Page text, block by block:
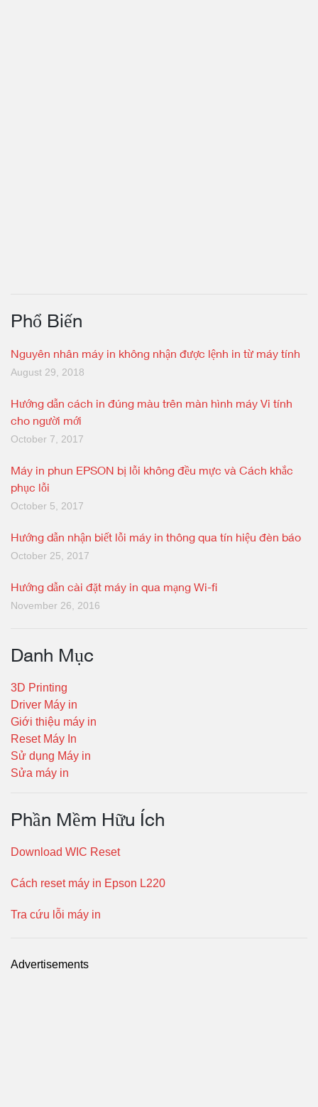
Phổ Biến
Nguyên nhân máy in không nhận được lệnh in từ máy tính
August 29, 2018
Hướng dẫn cách in đúng màu trên màn hình máy Vi tính
cho người mới
October 7, 2017
Máy in phun EPSON bị lỗi không đều mực và Cách khắc
phục lỗi
October 5, 2017
Hướng dẫn nhận biết lỗi máy in thông qua tín hiệu đèn báo
October 25, 2017
Hướng dẫn cài đặt máy in qua mạng Wi-fi
November 26, 2016
Danh Mục
3D Printing
Driver Máy in
Giới thiệu máy in
Reset Máy In
Sử dụng Máy in
Sửa máy in
Phần Mềm Hữu Ích
Download WIC Reset
Cách reset máy in Epson L220
Tra cứu lỗi máy in
Advertisements